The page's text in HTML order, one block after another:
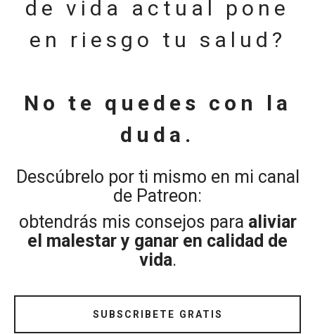
de vida actual pone
en riesgo tu salud?
No te quedes con la
duda.
Descúbrelo por ti mismo en mi canal
de Patreon:
obtendrás mis consejos para aliviar
el malestar y ganar en calidad de
vida.
SUBSCRIBETE GRATIS